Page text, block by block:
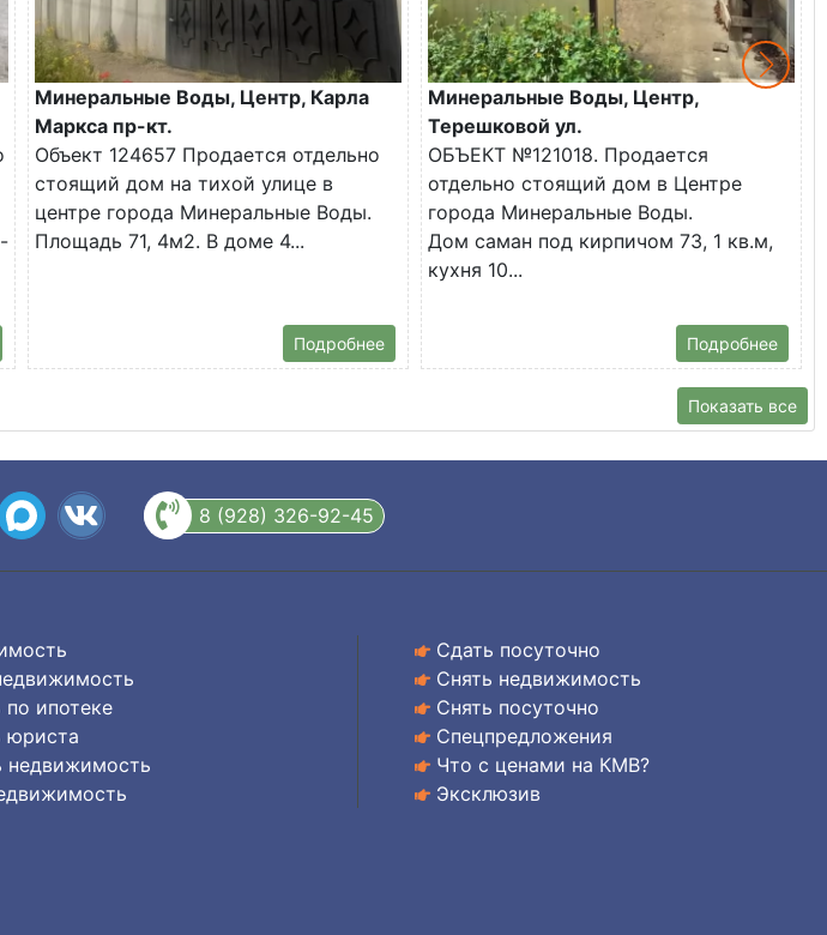
Минеральные Воды, Центр, Карла
Маркса пр-кт.
Объект 124657 Продается отдельно
стоящий дом на тихой улице в
центре города Минеральные Воды.
Площадь 71, 4м2. В доме 4...
Подробнее
Минеральные Воды, Центр,
Терешковой ул.
ОБЪЕКТ №121018. Продается
отдельно стоящий дом в Центре
города Минеральные Воды.
Дом саман под кирпичом 73, 1 кв.м,
кухня 10...
Подробнее
Показать все
8 (928) 326-92-45
ипотеке
недвижимость
Сдать посуточно
Снять недвижимость
Снять посуточно
Спецпредложения
Что с ценами на КМВ?
Эксклюзив